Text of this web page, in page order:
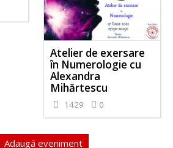
Atelier de exersare
în Numerologie cu
Alexandra
Mihărtescu
1429 0
Adaugă eveniment